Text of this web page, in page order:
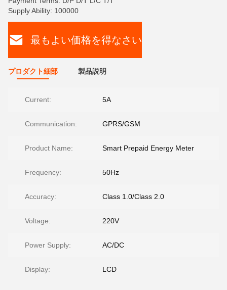
Supply Ability: 100000
最もよい価格を得なさい
プロダクト細部 製品説明
Current: 5A
Communication: GPRS/GSM
Product Name: Smart Prepaid Energy Meter
Frequency: 50Hz
Accuracy: Class 1.0/Class 2.0
Voltage: 220V
Power Supply: AC/DC
Display: LCD